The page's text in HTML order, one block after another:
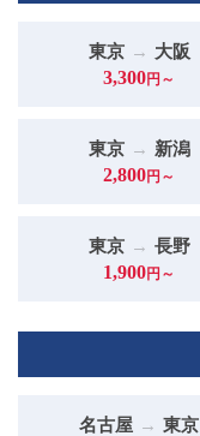
東京 → 大阪
3,300円～
東京 → 新潟
2,800円～
東京 → 長野
1,900円～
名古屋 → 東京